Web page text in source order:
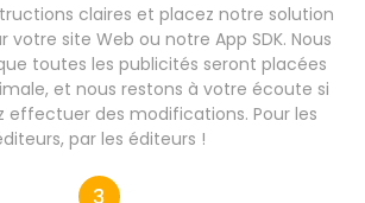
claires et placez notre solution
votre site Web ou notre App SDK. Nous
toutes les publicités seront placées
et nous restons à votre écoute si
effectuer des modifications. Pour les
par les éditeurs !